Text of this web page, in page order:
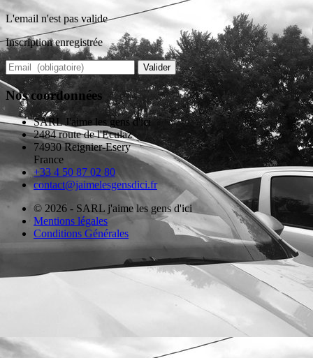
L'email n'est pas valide
Inscription enregistrée
Valider
Nos coordonnées
SARL J'aime les gens d'ici
2484 route de l'Eculaz
74930 Reignier-Esery
France
+33 4 50 87 02 80
contact@jaimelesgensdici.fr
© 2026 - SARL j'aime les gens d'ici
Mentions légales
Conditions Générales